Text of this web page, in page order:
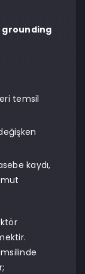
temsil
kaydı,